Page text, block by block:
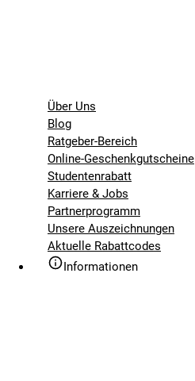
Über Uns
Blog
Ratgeber-Bereich
Online-Geschenkgutscheine
Studentenrabatt
Karriere & Jobs
Partnerprogramm
Unsere Auszeichnungen
Aktuelle Rabattcodes
Informationen